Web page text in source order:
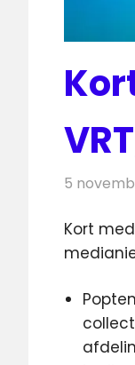
5
Kort